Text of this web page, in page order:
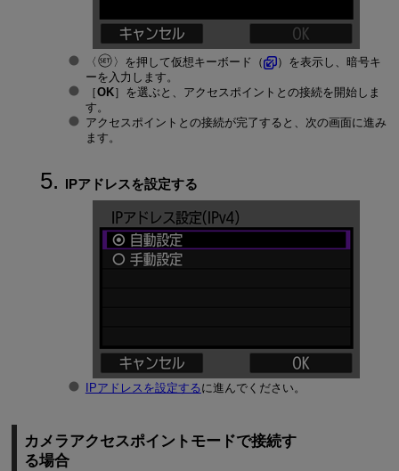
を押して仮想キーボード（
）を表示し、暗号キ
ーを入力します。
［OK］を選ぶと、アクセスポイントとの接続を開始しま
す。
アクセスポイントとの接続が完了すると、次の画面に進み
ます。
IPアドレスを設定する
IPアドレスを設定するに進んでください。
カメラアクセスポイントモードで接続す
る場合